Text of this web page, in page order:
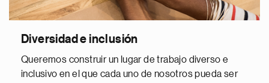
Diversidad e inclusión
Queremos construir un lugar de trabajo diverso e
inclusivo en el que cada uno de nosotros pueda ser